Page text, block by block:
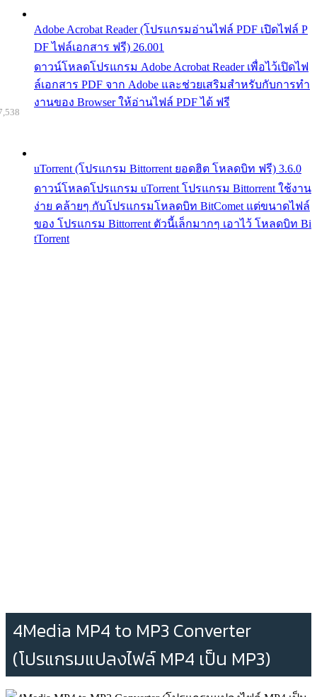
Adobe Acrobat Reader (โปรแกรมอ่านไฟล์ PDF เปิดไฟล์ P
DF ไฟล์เอกสาร ฟรี) 26.001
ดาวน์โหลดโปรแกรม Adobe Acrobat Reader เพื่อไว้เปิดไฟ
ล์เอกสาร PDF จาก Adobe และช่วยเสริมสำหรับกับการทำ
งานของ Browser ให้อ่านไฟล์ PDF ได้ ฟรี
uTorrent (โปรแกรม Bittorrent ยอดฮิต โหลดบิท ฟรี) 3.6.0
ดาวน์โหลดโปรแกรม uTorrent โปรแกรม Bittorrent ใช้งาน
ง่าย คล้ายๆ กับโปรแกรมโหลดบิท BitComet แต่ขนาดไฟล์
ของ โปรแกรม Bittorrent ตัวนี้เล็กมากๆ เอาไว้ โหลดบิท Bi
tTorrent
4Media MP4 to MP3 Converter
(โปรแกรมแปลงไฟล์ MP4 เป็น MP3)